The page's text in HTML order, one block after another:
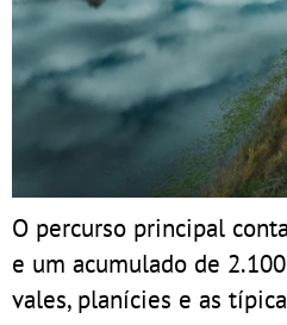
O percurso principal
e um acumulado de
vales, planícies e as